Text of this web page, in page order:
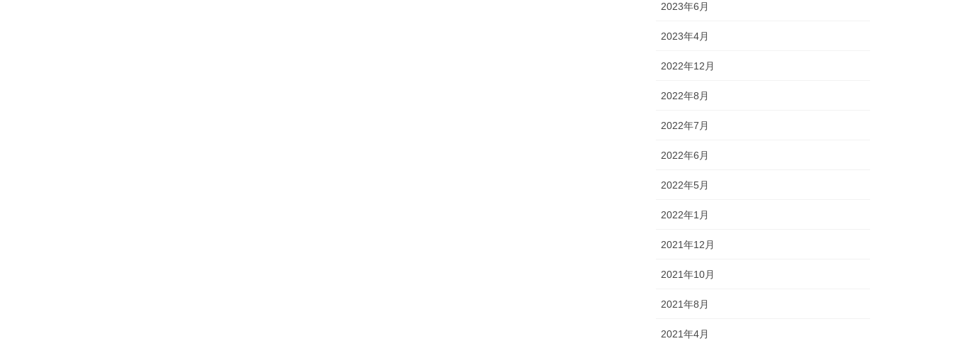
2023年6月
2023年4月
2022年12月
2022年8月
2022年7月
2022年6月
2022年5月
2022年1月
2021年12月
2021年10月
2021年8月
2021年4月